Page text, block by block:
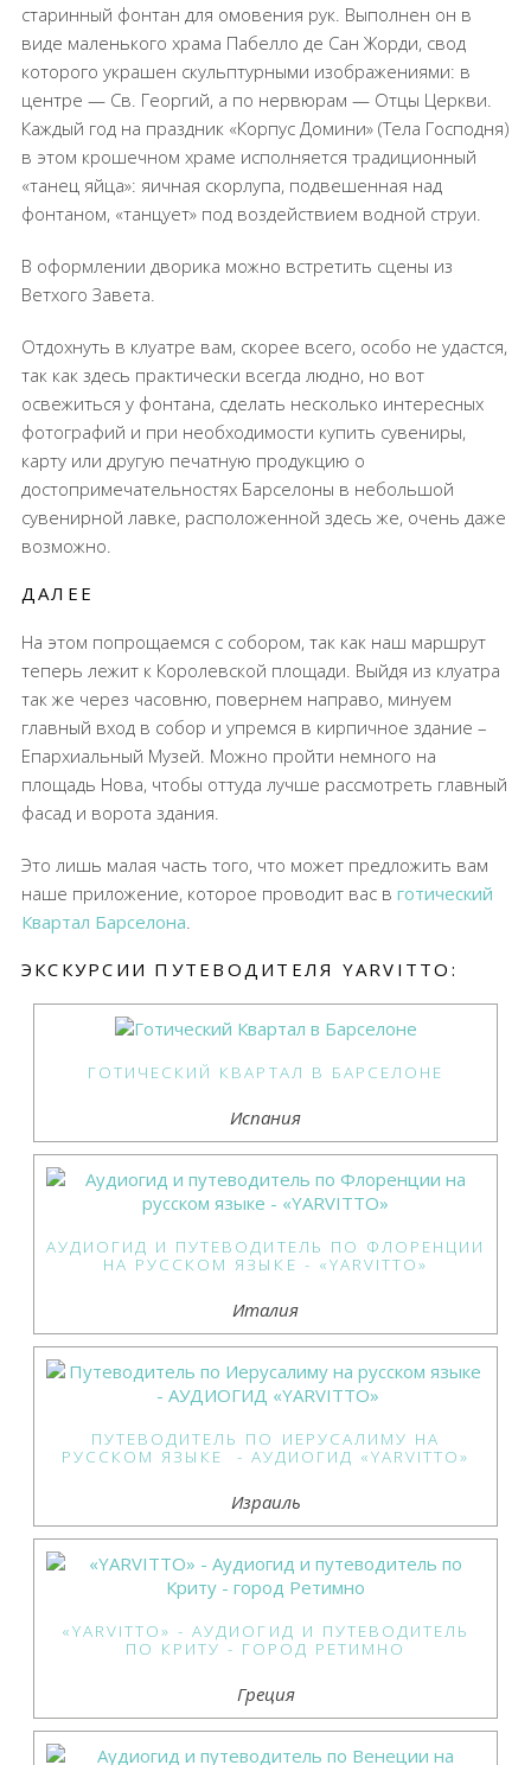
старинный фонтан для омовения рук. Выполнен он в
виде маленького храма Пабелло де Сан Жорди, свод
которого украшен скульптурными изображениями: в
центре — Св. Георгий, а по нервюрам — Отцы Церкви.
Каждый год на праздник «Корпус Домини» (Тела Господня)
в этом крошечном храме исполняется традиционный
«танец яйца»: яичная скорлупа, подвешенная над
фонтаном, «танцует» под воздействием водной струи.
В оформлении дворика можно встретить сцены из
Ветхого Завета.
Отдохнуть в клуатре вам, скорее всего, особо не удастся,
так как здесь практически всегда людно, но вот
освежиться у фонтана, сделать несколько интересных
фотографий и при необходимости купить сувениры,
карту или другую печатную продукцию о
достопримечательностях Барселоны в небольшой
сувенирной лавке, расположенной здесь же, очень даже
возможно.
ДАЛЕЕ
На этом попрощаемся с собором, так как наш маршрут
теперь лежит к Королевской площади. Выйдя из клуатра
так же через часовню, повернем направо, минуем
главный вход в собор и упремся в кирпичное здание –
Епархиальный Музей. Можно пройти немного на
площадь Нова, чтобы оттуда лучше рассмотреть главный
фасад и ворота здания.
Это лишь малая часть того, что может предложить вам
наше приложение, которое проводит вас в готический
Квартал Барселона.
ЭКСКУРСИИ ПУТЕВОДИТЕЛЯ YARVITTO:
ГОТИЧЕСКИЙ КВАРТАЛ В БАРСЕЛОНЕ
Испания
АУДИОГИД И ПУТЕВОДИТЕЛЬ ПО ФЛОРЕНЦИИ
НА РУССКОМ ЯЗЫКЕ - «YARVITTO»
Италия
ПУТЕВОДИТЕЛЬ ПО ИЕРУСАЛИМУ НА
РУССКОМ ЯЗЫКЕ - АУДИОГИД «YARVITTO»
Израиль
«YARVITTO» - АУДИОГИД И ПУТЕВОДИТЕЛЬ
ПО КРИТУ - ГОРОД РЕТИМНО
Греция